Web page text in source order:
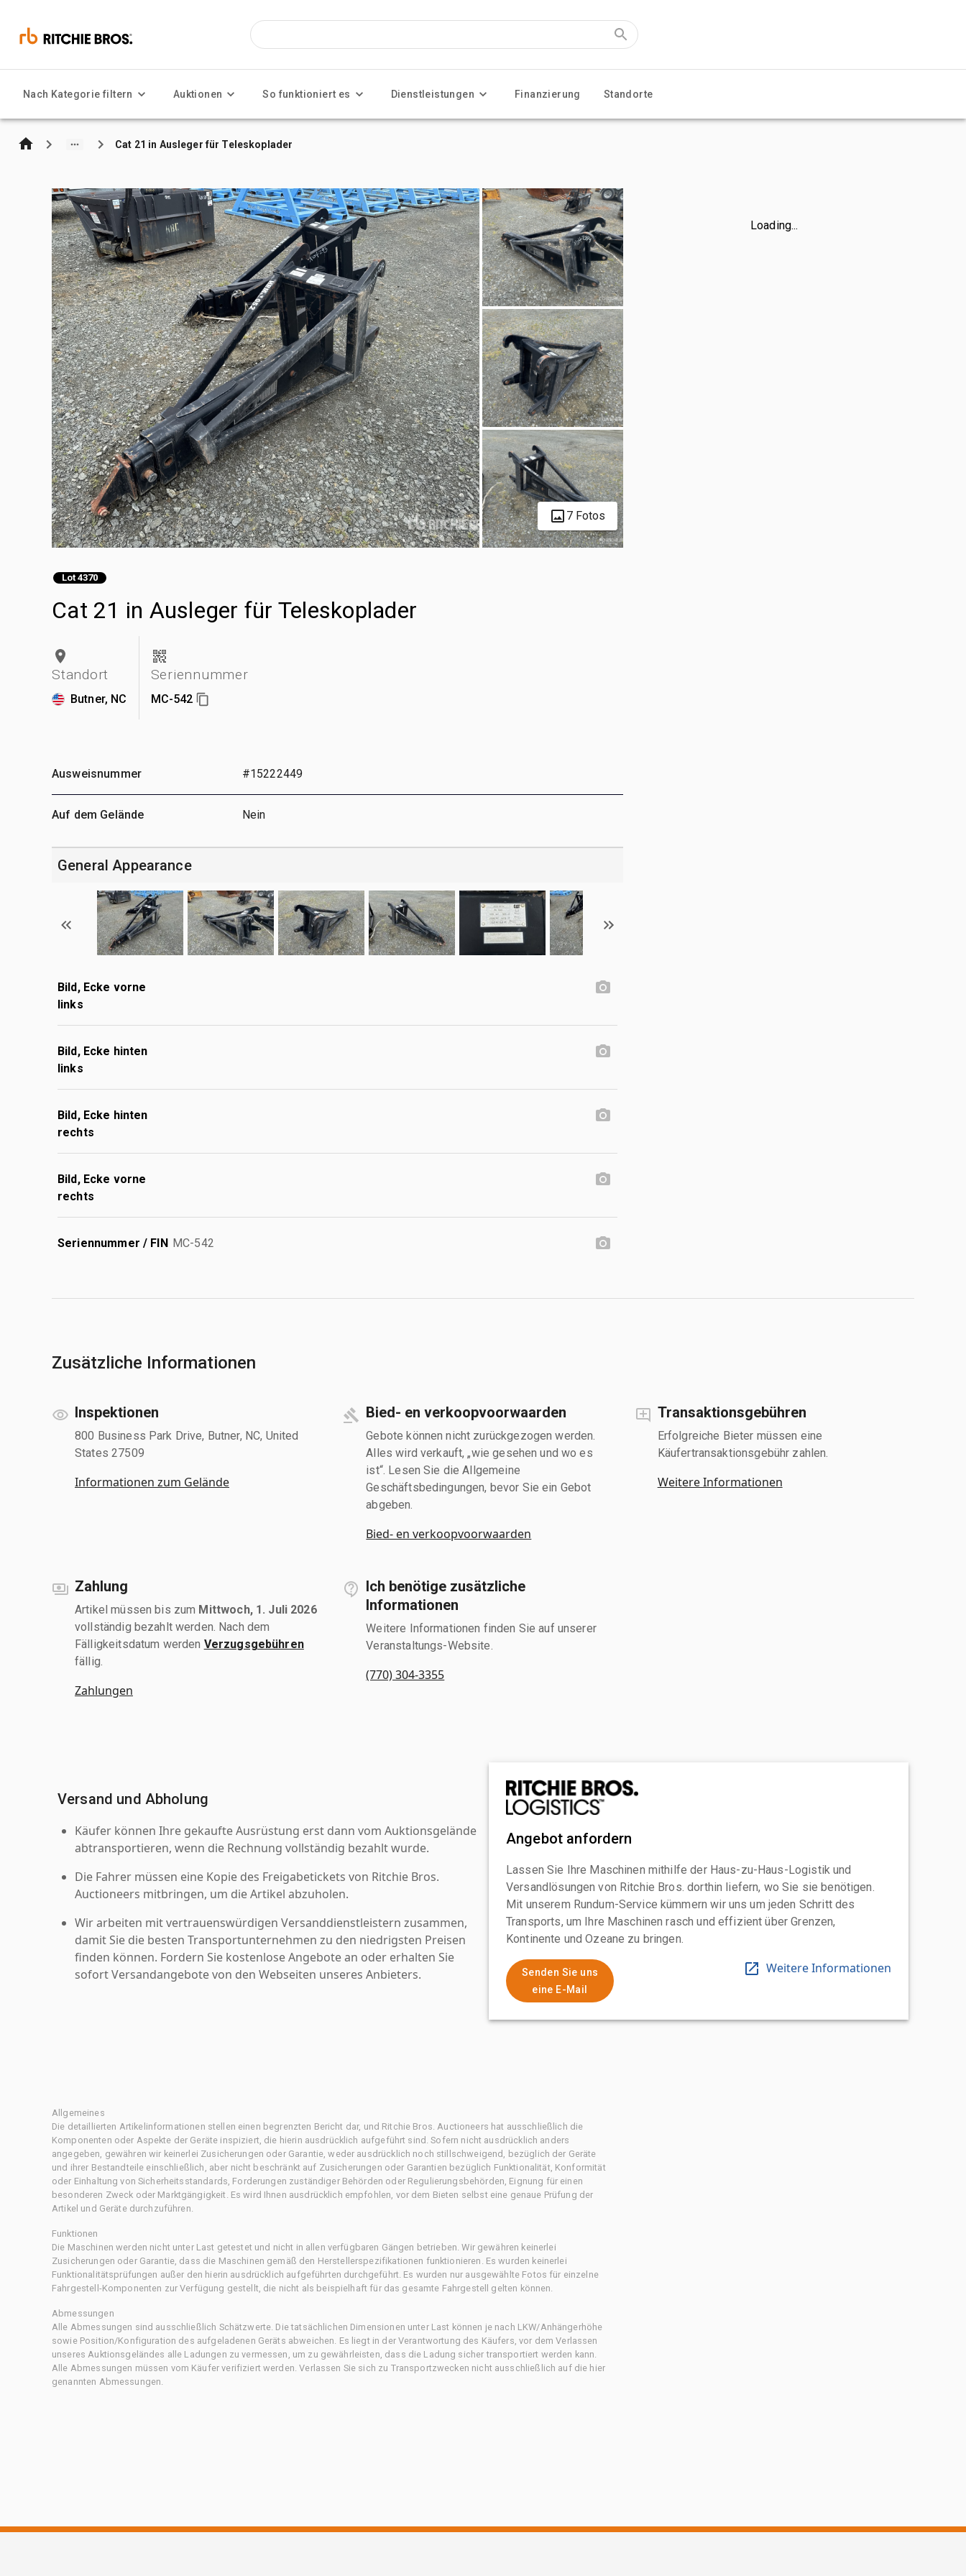
Nach Kategorie filtern Auktionen So funktioniert es Dienstleistungen Finanzierung Standorte
Cat 21 in Ausleger für Teleskoplader
7 Fotos
Lot 4370
Cat 21 in Ausleger für Teleskoplader
Standort
Butner, NC
Seriennummer
MC-542
Loading...
Ausweisnummer #15222449
Auf dem Gelände Nein
General Appearance
Bild, Ecke vorne
links
Bild, Ecke hinten
links
Bild, Ecke hinten
rechts
Bild, Ecke vorne
rechts
Seriennummer / FIN MC-542
Zusätzliche Informationen
Inspektionen
800 Business Park Drive, Butner, NC, United
States 27509
Informationen zum Gelände
Bied- en verkoopvoorwaarden
Gebote können nicht zurückgezogen werden.
Alles wird verkauft, „wie gesehen und wo es
ist“. Lesen Sie die Allgemeine
Geschäftsbedingungen, bevor Sie ein Gebot
abgeben.
Bied- en verkoopvoorwaarden
Transaktionsgebühren
Erfolgreiche Bieter müssen eine
Käufertransaktionsgebühr zahlen.
Weitere Informationen
Zahlung
Artikel müssen bis zum Mittwoch, 1. Juli 2026
vollständig bezahlt werden. Nach dem
Fälligkeitsdatum werden Verzugsgebühren
fällig.
Zahlungen
Ich benötige zusätzliche
Informationen
Weitere Informationen finden Sie auf unserer
Veranstaltungs-Website.
(770) 304-3355
Versand und Abholung
Käufer können Ihre gekaufte Ausrüstung erst dann vom Auktionsgelände
abtransportieren, wenn die Rechnung vollständig bezahlt wurde.
Die Fahrer müssen eine Kopie des Freigabetickets von Ritchie Bros.
Auctioneers mitbringen, um die Artikel abzuholen.
Wir arbeiten mit vertrauenswürdigen Versanddienstleistern zusammen,
damit Sie die besten Transportunternehmen zu den niedrigsten Preisen
finden können. Fordern Sie kostenlose Angebote an oder erhalten Sie
sofort Versandangebote von den Webseiten unseres Anbieters.
Angebot anfordern
Lassen Sie Ihre Maschinen mithilfe der Haus-zu-Haus-Logistik und
Versandlösungen von Ritchie Bros. dorthin liefern, wo Sie sie benötigen.
Mit unserem Rundum-Service kümmern wir uns um jeden Schritt des
Transports, um Ihre Maschinen rasch und effizient über Grenzen,
Kontinente und Ozeane zu bringen.
Senden Sie uns
eine E-Mail
Weitere Informationen
Allgemeines
Die detaillierten Artikelinformationen stellen einen begrenzten Bericht dar, und Ritchie Bros. Auctioneers hat ausschließlich die
Komponenten oder Aspekte der Geräte inspiziert, die hierin ausdrücklich aufgeführt sind. Sofern nicht ausdrücklich anders
angegeben, gewähren wir keinerlei Zusicherungen oder Garantie, weder ausdrücklich noch stillschweigend, bezüglich der Geräte
und ihrer Bestandteile einschließlich, aber nicht beschränkt auf Zusicherungen oder Garantien bezüglich Funktionalität, Konformität
oder Einhaltung von Sicherheitsstandards, Forderungen zuständiger Behörden oder Regulierungsbehörden, Eignung für einen
besonderen Zweck oder Marktgängigkeit. Es wird Ihnen ausdrücklich empfohlen, vor dem Bieten selbst eine genaue Prüfung der
Artikel und Geräte durchzuführen.
Funktionen
Die Maschinen werden nicht unter Last getestet und nicht in allen verfügbaren Gängen betrieben. Wir gewähren keinerlei
Zusicherungen oder Garantie, dass die Maschinen gemäß den Herstellerspezifikationen funktionieren. Es wurden keinerlei
Funktionalitätsprüfungen außer den hierin ausdrücklich aufgeführten durchgeführt. Es wurden nur ausgewählte Fotos für einzelne
Fahrgestell-Komponenten zur Verfügung gestellt, die nicht als beispielhaft für das gesamte Fahrgestell gelten können.
Abmessungen
Alle Abmessungen sind ausschließlich Schätzwerte. Die tatsächlichen Dimensionen unter Last können je nach LKW/Anhängerhöhe
sowie Position/Konfiguration des aufgeladenen Geräts abweichen. Es liegt in der Verantwortung des Käufers, vor dem Verlassen
unseres Auktionsgeländes alle Ladungen zu vermessen, um zu gewährleisten, dass die Ladung sicher transportiert werden kann.
Alle Abmessungen müssen vom Käufer verifiziert werden. Verlassen Sie sich zu Transportzwecken nicht ausschließlich auf die hier
genannten Abmessungen.